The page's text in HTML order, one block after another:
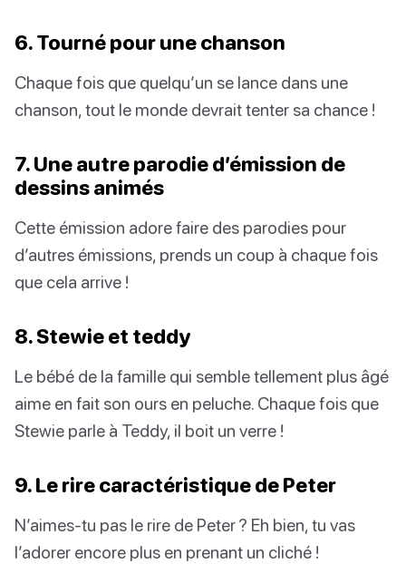
6. Tourné pour une chanson
Chaque fois que quelqu’un se lance dans une
chanson, tout le monde devrait tenter sa chance !
7. Une autre parodie d’émission de
dessins animés
Cette émission adore faire des parodies pour
d’autres émissions, prends un coup à chaque fois
que cela arrive !
8. Stewie et teddy
Le bébé de la famille qui semble tellement plus âgé
aime en fait son ours en peluche. Chaque fois que
Stewie parle à Teddy, il boit un verre !
9. Le rire caractéristique de Peter
N’aimes-tu pas le rire de Peter ? Eh bien, tu vas
l’adorer encore plus en prenant un cliché !